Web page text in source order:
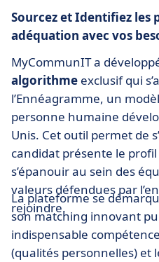
Sourcez et Identifiez les
adéquation avec vos
MyCommunIT a
algorithme exclusif qui
l’Ennéagramme, un
personne humaine
Unis. Cet outil permet de
candidat présente le
s’épanouir au sein des
valeurs défendues par
rejoindre.
La plateforme se
son matching innovant
indispensable
(qualités personnelles) et